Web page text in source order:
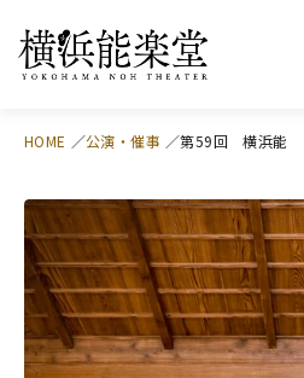
HOME 公演・催事 第59回 横浜能